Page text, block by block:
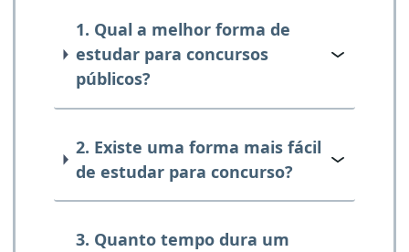
1. Qual a melhor forma de
estudar para concursos
públicos?
2. Existe uma forma mais fácil
de estudar para concurso?
3. Quanto tempo dura um